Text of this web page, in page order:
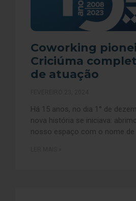
Coworking
Criciúma
de atuação
Há 15 anos, no dia 1° de
nova história se iniciava:
nosso espaço com o nome de